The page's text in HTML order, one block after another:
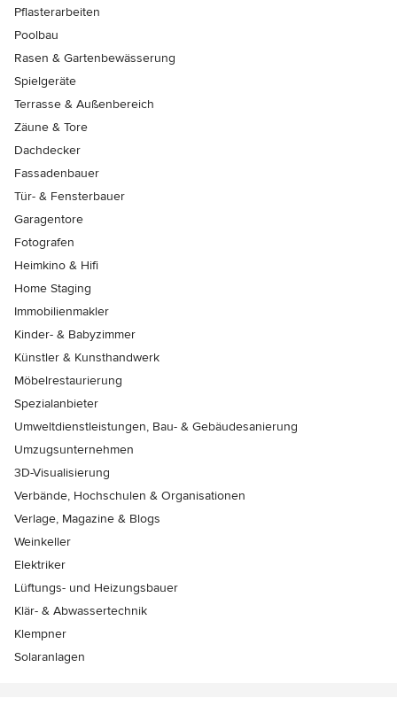
Pflasterarbeiten
Poolbau
Rasen & Gartenbewässerung
Spielgeräte
Terrasse & Außenbereich
Zäune & Tore
Dachdecker
Fassadenbauer
Tür- & Fensterbauer
Garagentore
Fotografen
Heimkino & Hifi
Home Staging
Immobilienmakler
Kinder- & Babyzimmer
Künstler & Kunsthandwerk
Möbelrestaurierung
Spezialanbieter
Umweltdienstleistungen, Bau- & Gebäudesanierung
Umzugsunternehmen
3D-Visualisierung
Verbände, Hochschulen & Organisationen
Verlage, Magazine & Blogs
Weinkeller
Elektriker
Lüftungs- und Heizungsbauer
Klär- & Abwassertechnik
Klempner
Solaranlagen